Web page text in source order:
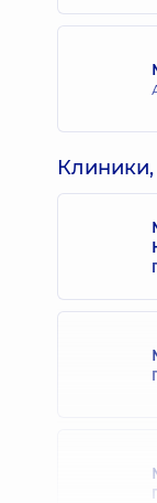
Клиники,